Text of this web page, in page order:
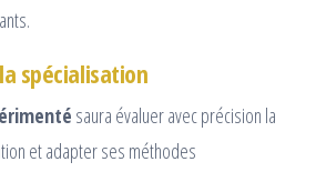
spécialisation
saura évaluer avec précision la
et adapter ses méthodes